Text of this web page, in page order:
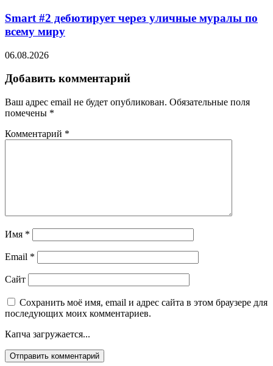
Smart #2 дебютирует через уличные муралы по
всему миру
06.08.2026
Добавить комментарий
Ваш адрес email не будет опубликован. Обязательные поля
помечены *
Комментарий *
Имя *
Email *
Сайт
Сохранить моё имя, email и адрес сайта в этом браузере для
последующих моих комментариев.
Капча загружается...